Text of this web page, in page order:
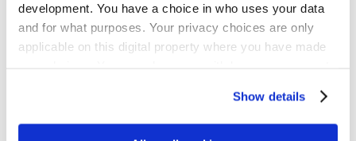
development. You have a choice in who uses your data
and for what purposes. Your privacy choices are only
applicable on this digital property where you have made
Show details